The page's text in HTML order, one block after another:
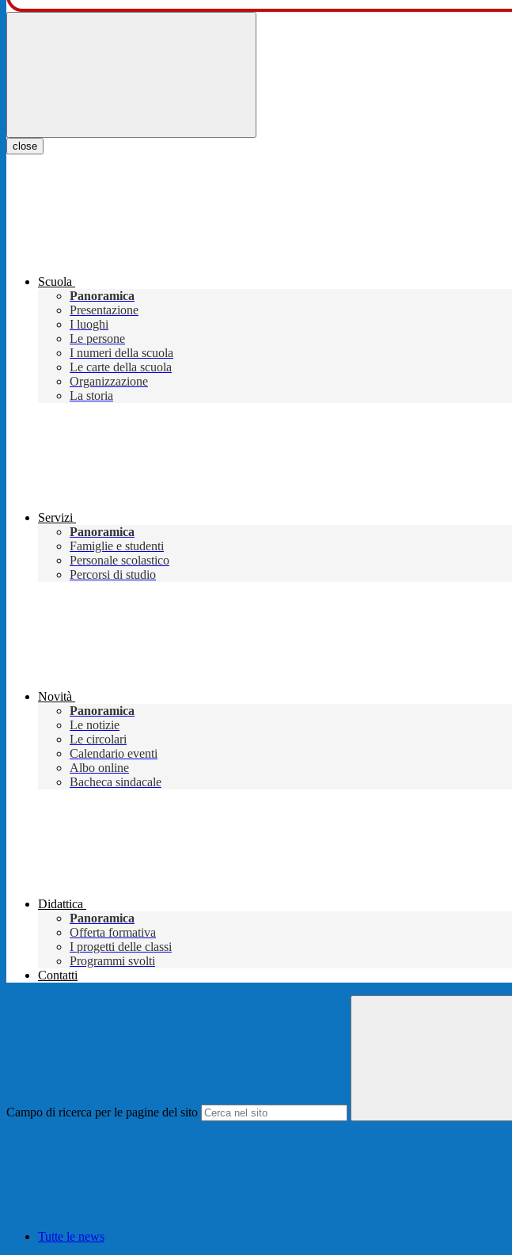
close
Scuola
Panoramica
Presentazione
I luoghi
Le persone
I numeri della scuola
Le carte della scuola
Organizzazione
La storia
Servizi
Panoramica
Famiglie e studenti
Personale scolastico
Percorsi di studio
Novità
Panoramica
Le notizie
Le circolari
Calendario eventi
Albo online
Bacheca sindacale
Didattica
Panoramica
Offerta formativa
I progetti delle classi
Programmi svolti
Contatti
Campo di ricerca per le pagine del sito
Tutte le news